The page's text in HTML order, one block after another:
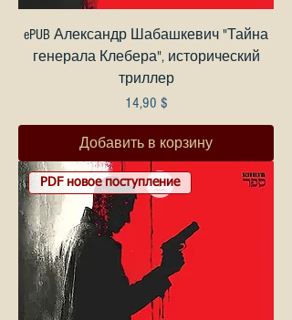
ePUB Александр Шабашкевич "Тайна
генерала Клебера", исторический
триллер
Цена
14,90 $
Добавить в корзину
PDF новое поступление